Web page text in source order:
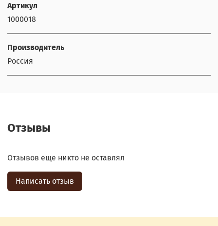
Артикул
1000018
Производитель
Россия
Отзывы
Отзывов еще никто не оставлял
Написать отзыв